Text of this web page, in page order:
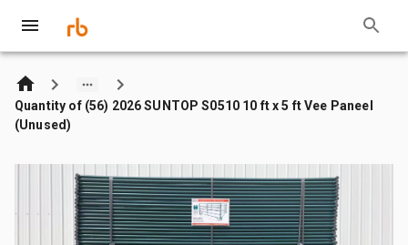
Quantity of (56) 2026 SUNTOP S0510 10 ft x 5 ft Vee Paneel
(Unused)